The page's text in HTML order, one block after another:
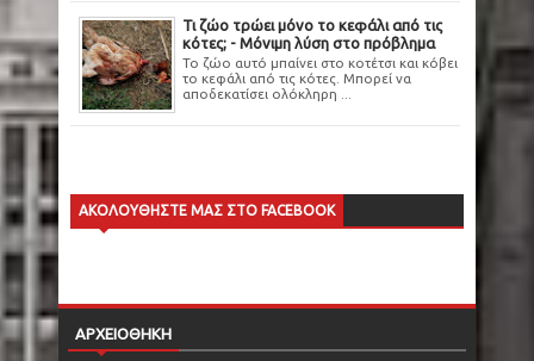
Τι ζώο τρώει μόνο το κεφάλι από τις
κότες; - Μόνιμη λύση στο πρόβλημα
Το ζώο αυτό μπαίνει στο κοτέτσι και κόβει
το κεφάλι από τις κότες. Μπορεί να
αποδεκατίσει ολόκληρη ...
ΑΚΟΛΟΥΘΗΣΤΕ ΜΑΣ ΣΤΟ FACEBOOK
ΑΡΧΕΙΟΘΗΚΗ